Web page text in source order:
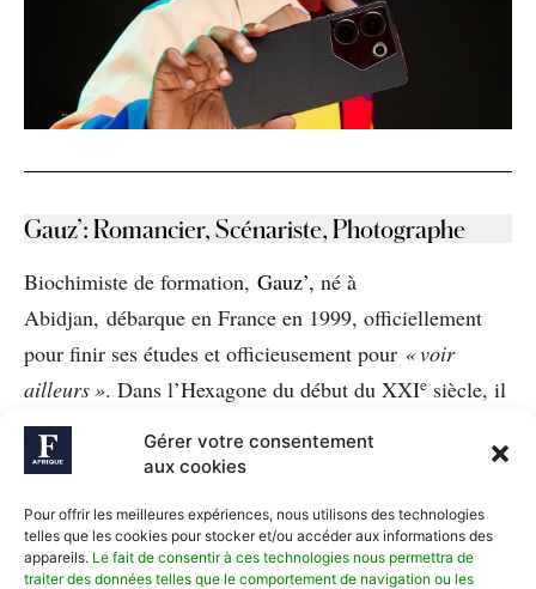
Gérer votre consentement
aux cookies
Pour offrir les meilleures expériences, nous utilisons des technologies
telles que les cookies pour stocker et/ou accéder aux informations des
appareils. Le fait de consentir à ces technologies nous permettra de
traiter des données telles que le comportement de navigation ou les
Gauz’: Romancier, Scénariste, Photographe
Biochimiste de formation, Gauz’, né à
Abidjan, débarque en France en 1999, officiellement
pour finir ses études et officieusement pour « voir
ailleurs ». Dans l’Hexagone du début du XXIe siècle, il
enchaîne les expériences professionnelles de toutes
sortes (de jardinier à concepteur de bases de données,
etc.), se lance comme scénariste en 2004 (Après
l’océan), puis devient documentariste, photographe,